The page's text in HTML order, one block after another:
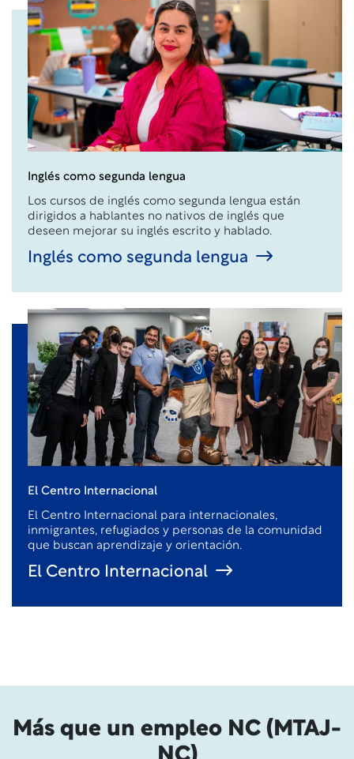
Inglés como segunda lengua
Los cursos de inglés como segunda lengua están
dirigidos a hablantes no nativos de inglés que
deseen mejorar su inglés escrito y hablado.
Inglés como segunda lengua
El Centro Internacional
El Centro Internacional para internacionales,
inmigrantes, refugiados y personas de la comunidad
que buscan aprendizaje y orientación.
El Centro Internacional
Más que un empleo NC (MTAJ-